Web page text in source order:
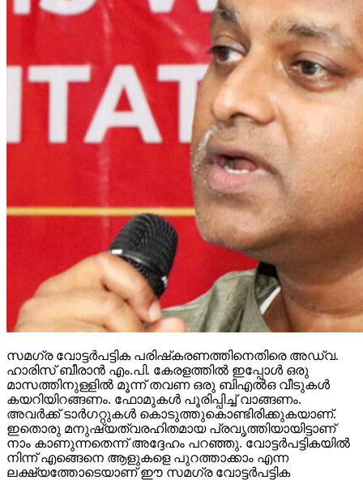
സമഗ്ര വോട്ടര്‍പട്ടിക പരിഷ്‌കരണത്തിനെതിരെ അഡ്വ.
ഹാരിസ് ബീരാന്‍ എം.പി. കേരളത്തില്‍ ഇപ്പോള്‍ ഒരു
മാസത്തിനുള്ളില്‍ മൂന്ന് തവണ ഒരു ബിഎല്‍ഒ വീടുകള്‍
കയറിയിറങ്ങണം. ഫോമുകള്‍ പൂരിപ്പിച്ച് വാങ്ങണം.
അവര്‍ക്ക് ടാര്‍ഗറ്റുകള്‍ കൊടുത്തുകൊണ്ടിരിക്കുകയാണ്.
ഇതൊരു മനുഷ്യത്വരഹിതമായ പ്രവൃത്തിയായിട്ടാണ്
നാം കാണുന്നതെന്ന് അദ്ദേഹം പറഞ്ഞു. വോട്ടര്‍പട്ടികയില്‍
നിന്ന് എങ്ങെനെ ആളുകളെ പുറത്താക്കാം എന്ന
ലക്ഷ്യത്തോടെയാണ് ഈ സമഗ്ര വോട്ടര്‍പട്ടിക